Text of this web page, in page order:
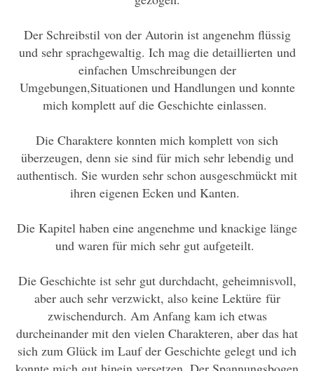
Der Schreibstil von der Autorin ist angenehm flüssig
und sehr sprachgewaltig. Ich mag die detaillierten und
einfachen Umschreibungen der
Umgebungen,Situationen und Handlungen und konnte
mich komplett auf die Geschichte einlassen.
Die Charaktere konnten mich komplett von sich
überzeugen, denn sie sind für mich sehr lebendig und
authentisch. Sie wurden sehr schon ausgeschmückt mit
ihren eigenen Ecken und Kanten.
Die Kapitel haben eine angenehme und knackige länge
und waren für mich sehr gut aufgeteilt.
Die Geschichte ist sehr gut durchdacht, geheimnisvoll,
aber auch sehr verzwickt, also keine Lektüre für
zwischendurch. Am Anfang kam ich etwas
durcheinander mit den vielen Charakteren, aber das hat
sich zum Glück im Lauf der Geschichte gelegt und ich